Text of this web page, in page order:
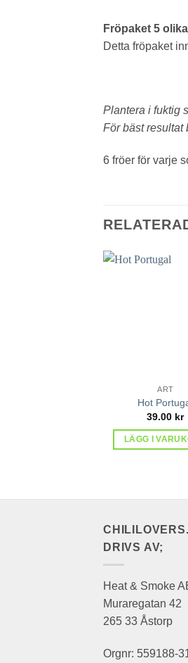
Fröpaket 5
Detta fröpaket
Plantera i fuktig
För bäst resultat
6 fröer för varje
ART
Hot
39.00 kr
LÄGG I
DRIVS AV;
Heat & Smoke
Muraregatan 42
265 33 Åstorp
Orgnr: 559188-